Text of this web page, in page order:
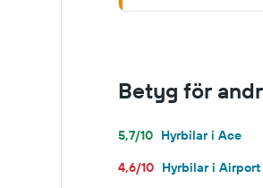
Betyg för
5,7/10 Hyrbilar i Ace
4,6/10 Hyrbilar i Airport